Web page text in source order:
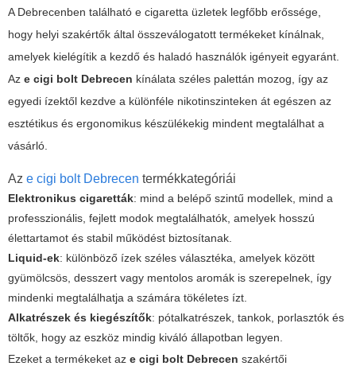
A Debrecenben található e cigaretta üzletek legfőbb erőssége,
hogy helyi szakértők által összeválogatott termékeket kínálnak,
amelyek kielégítik a kezdő és haladó használók igényeit egyaránt.
Az e cigi bolt Debrecen kínálata széles palettán mozog, így az
egyedi ízektől kezdve a különféle nikotinszinteken át egészen az
esztétikus és ergonomikus készülékekig mindent megtalálhat a
vásárló.
Az e cigi bolt Debrecen termékkategóriái
Elektronikus cigaretták: mind a belépő szintű modellek, mind a
professzionális, fejlett modok megtalálhatók, amelyek hosszú
élettartamot és stabil működést biztosítanak.
Liquid-ek: különböző ízek széles választéka, amelyek között
gyümölcsös, desszert vagy mentolos aromák is szerepelnek, így
mindenki megtalálhatja a számára tökéletes ízt.
Alkatrészek és kiegészítők: pótalkatrészek, tankok, porlasztók és
töltők, hogy az eszköz mindig kiváló állapotban legyen.
Ezeket a termékeket az e cigi bolt Debrecen szakértői